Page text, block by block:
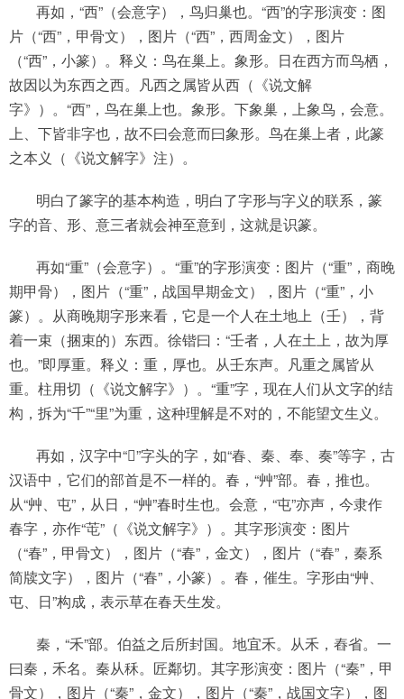
再如，“西”（会意字），鸟归巢也。“西”的字形演变：图
片（“西”，甲骨文），图片（“西”，西周金文），图片
（“西”，小篆）。释义：鸟在巢上。象形。日在西方而鸟栖，
故因以为东西之西。凡西之属皆从西（《说文解
字》）。“西”，鸟在巢上也。象形。下象巢，上象鸟，会意。
上、下皆非字也，故不曰会意而曰象形。鸟在巢上者，此篆
之本义（《说文解字》注）。
明白了篆字的基本构造，明白了字形与字义的联系，篆
字的音、形、意三者就会神至意到，这就是识篆。
再如“重”（会意字）。“重”的字形演变：图片（“重”，商晚
期甲骨），图片（“重”，战国早期金文），图片（“重”，小
篆）。从商晚期字形来看，它是一个人在土地上（壬），背
着一束（捆束的）东西。徐锴曰：“壬者，人在土上，故为厚
也。”即厚重。释义：重，厚也。从壬东声。凡重之属皆从
重。柱用切（《说文解字》）。“重”字，现在人们从文字的结
构，拆为“千”“里”为重，这种理解是不对的，不能望文生义。
再如，汉字中“”字头的字，如“春、秦、奉、奏”等字，古
汉语中，它们的部首是不一样的。春，“艸”部。春，推也。
从“艸、屯”，从日，“艸”春时生也。会意，“屯”亦声，今隶作
春字，亦作“芚”（《说文解字》）。其字形演变：图片
（“春”，甲骨文），图片（“春”，金文），图片（“春”，秦系
简牍文字），图片（“春”，小篆）。春，催生。字形由“艸、
屯、日”构成，表示草在春天生发。
秦，“禾”部。伯益之后所封国。地宜禾。从禾，舂省。一
曰秦，禾名。秦从秝。匠鄰切。其字形演变：图片（“秦”，甲
骨文），图片（“秦”，金文），图片（“秦”，战国文字），图